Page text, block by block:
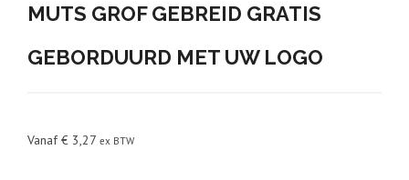
MUTS GROF GEBREID GRATIS
GEBORDUURD MET UW LOGO
Vanaf€ 3,27 ex BTW